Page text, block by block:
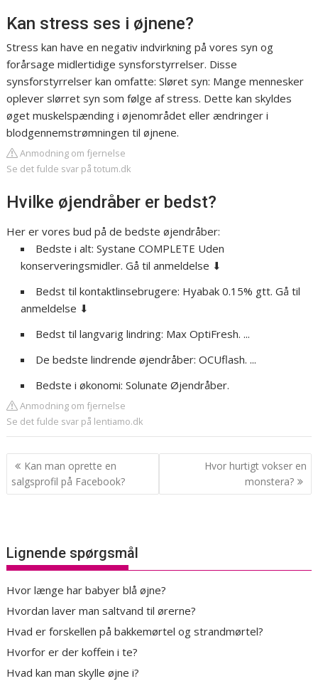
Kan stress ses i øjnene?
Stress kan have en negativ indvirkning på vores syn og
forårsage midlertidige synsforstyrrelser. Disse
synsforstyrrelser kan omfatte: Sløret syn: Mange mennesker
oplever slørret syn som følge af stress. Dette kan skyldes
øget muskelspænding i øjenområdet eller ændringer i
blodgennemstrømningen til øjnene.
Anmodning om fjernelse
Se det fulde svar på totum.dk
Hvilke øjendråber er bedst?
Her er vores bud på de bedste øjendråber:
Bedste i alt: Systane COMPLETE Uden
konserveringsmidler. Gå til anmeldelse ⬇
Bedst til kontaktlinsebrugere: Hyabak 0.15% gtt. Gå til
anmeldelse ⬇
Bedst til langvarig lindring: Max OptiFresh. ...
De bedste lindrende øjendråber: OCUflash. ...
Bedste i økonomi: Solunate Øjendråber.
Anmodning om fjernelse
Se det fulde svar på lentiamo.dk
Indlægsnavigation
Kan man oprette en
salgsprofil på Facebook?
Hvor hurtigt vokser en
monstera?
Lignende spørgsmål
Hvor længe har babyer blå øjne?
Hvordan laver man saltvand til ørerne?
Hvad er forskellen på bakkemørtel og strandmørtel?
Hvorfor er der koffein i te?
Hvad kan man skylle øjne i?